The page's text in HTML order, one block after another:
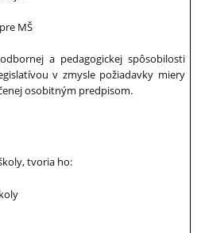
MŠ
a pedagogickej spôsobilosti
v zmysle požiadavky miery
osobitným predpisom.
tvoria ho: